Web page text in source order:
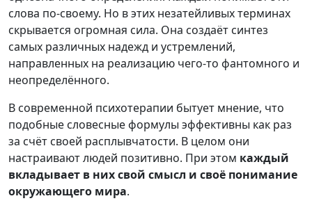
слова по-своему. Но в этих незатейливых терминах
скрывается огромная сила. Она создаёт синтез
самых различных надежд и устремлений,
направленных на реализацию чего-то фантомного и
неопределённого.
В современной психотерапии бытует мнение, что
подобные словесные формулы эффективны как раз
за счёт своей расплывчатости. В целом они
настраивают людей позитивно. При этом каждый
вкладывает в них свой смысл и своё понимание
окружающего мира.